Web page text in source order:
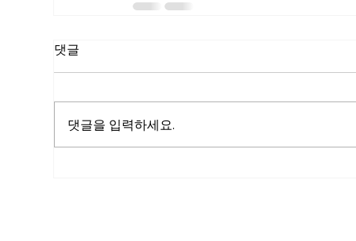
댓글
댓글을 입력하세요.